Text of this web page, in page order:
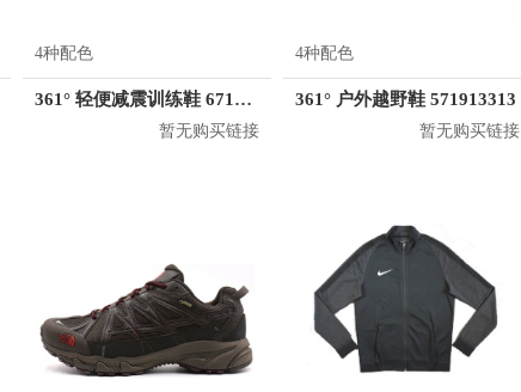
4种配色
361° 轻便减震训练鞋 671832275
暂无购买链接
4种配色
361° 户外越野鞋 571913313
暂无购买链接